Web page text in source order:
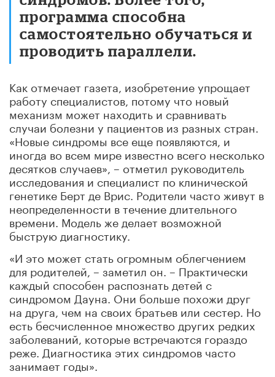
программа способна
самостоятельно обучаться и
проводить параллели.
Как отмечает газета, изобретение упрощает
работу специалистов, потому что новый
механизм может находить и сравнивать
случаи болезни у пациентов из разных стран.
«Новые синдромы все еще появляются, и
иногда во всем мире известно всего несколько
десятков случаев», – отметил руководитель
исследования и специалист по клинической
генетике Берт де Врис. Родители часто живут в
неопределенности в течение длительного
времени. Модель же делает возможной
быструю диагностику.
«И это может стать огромным облегчением
для родителей, – заметил он. – Практически
каждый способен распознать детей с
синдромом Дауна. Они больше похожи друг
на друга, чем на своих братьев или сестер. Но
есть бесчисленное множество других редких
заболеваний, которые встречаются гораздо
реже. Диагностика этих синдромов часто
занимает годы».